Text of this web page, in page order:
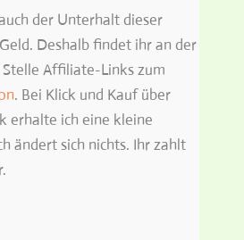
der Unterhalt dieser
Deshalb findet ihr an der
Affiliate-Links zum
. Bei Klick und Kauf über
erhalte ich eine kleine
ändert sich nichts. Ihr zahlt